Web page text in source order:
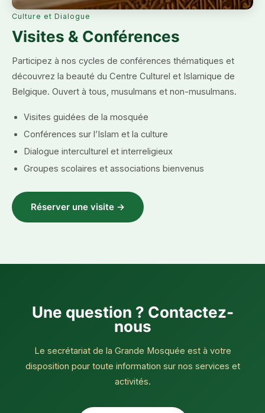
Culture et Dialogue
Visites & Conférences
Participez à nos cycles de conférences thématiques et
découvrez la beauté du Centre Culturel et Islamique de
Belgique. Ouvert à tous, musulmans et non-musulmans.
Visites guidées de la mosquée
Conférences sur l’Islam et la culture
Dialogue interculturel et interreligieux
Groupes scolaires et associations bienvenus
Réserver une visite →
Une question ? Contactez-
nous
Le secrétariat de la Grande Mosquée est à votre
disposition pour toute information sur nos services et
activités.